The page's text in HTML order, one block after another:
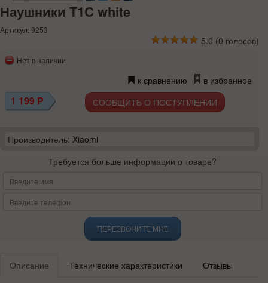
Наушники T1C white
Артикул: 9253
5.0 (0 голосов)
Нет в наличии
к сравнению в избранное
1 199 Р СООБЩИТЬ О ПОСТУПЛЕНИИ
Производитель: Xiaomi
Требуется больше информации о товаре?
ПЕРЕЗВОНИТЕ МНЕ
Описание Технические характеристики Отзывы